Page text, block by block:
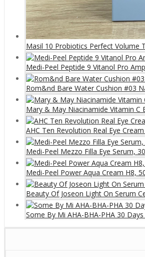
Masil 10 Probiotics Perfect Volume
Medi-Peel Peptide 9 Vitanol Pro
Rom&nd Bare Water Cushion #03
Mary & May Niacinamide Vitamin C
AHC Ten Revolution Real Eye
Medi-Peel Mezzo Filla Eye Serum,
Medi-Peel Power Aqua Cream H8,
Beauty Of Joseon Light On Serum
Some By Mi AHA-BHA-PHA 30